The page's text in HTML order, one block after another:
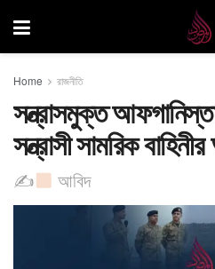
Home রাজনীতি
সন্ত্রাসমুক্ত
সন্ত্রাসী সামরিক
✍ আবিদ